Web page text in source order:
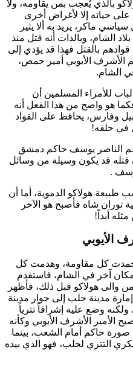
بالذي يُعجب بمن يقاومه، ولا
حياته إلا لأغراض أخرى
ماكر، يريد به ألا يثير
الشام، وبالذات أنه قتل منذ
قوادهم بالقتل فهذا قد يؤدي إلى
الأشرف الأيوبي أمير حمص،
الشام.
للأمراء المسلمين أن
هو واضح من هذا الفعل أنه
وفارس، يحافظ على القواد
في حلفه!
الناصر يوسف حاكم دمشق
قتله قد يكون وسيلة من وسائل
.
طبيعة هولاكو الدموية، أما أن
توران شاه فأصبح هو الآخر
أبداً!
الأيوبي
كل مقاومة، وهدمت كل
مكان آخر في الشام، فاستقدم
والى هولاكو قبل ذلك، فأظهر
مدينة حلب إلى جوار مدينة
وضع عليه إشرافاً تترياً
الأمير
الأشرف الأيوبي وكأنه
صورة حاكم أمام الشعب، بينما
التتري لحلب، فهو الذي بيده